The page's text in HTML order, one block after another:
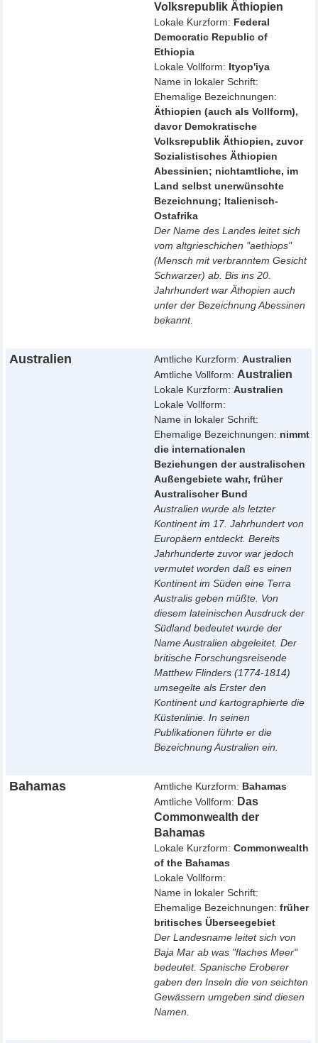
Volksrepublik Äthiopien
Lokale Kurzform: Federal
Democratic Republic of
Ethiopia
Lokale Vollform: Ityop'iya
Name in lokaler Schrift:
Ehemalige Bezeichnungen:
Äthiopien (auch als Vollform),
davor Demokratische
Volksrepublik Äthiopien, zuvor
Sozialistisches Äthiopien
Abessinien; nichtamtliche, im
Land selbst unerwünschte
Bezeichnung; Italienisch-
Ostafrika
Der Name des Landes leitet sich
vom altgrieschichen "aethiops"
(Mensch mit verbranntem Gesicht
Schwarzer) ab. Bis ins 20.
Jahrhundert war Äthopien auch
unter der Bezeichnung Abessinen
bekannt.
Australien Amtliche Kurzform:Australien
Amtliche Vollform:Australien
Lokale Kurzform:Australien
Lokale Vollform:
Name in lokaler Schrift:
Ehemalige Bezeichnungen: nimmt
die internationalen
Beziehungen der australischen
Außengebiete wahr, früher
Australischer Bund
Australien wurde als letzter
Kontinent im 17. Jahrhundert von
Europäern entdeckt. Bereits
Jahrhunderte zuvor war jedoch
vermutet worden daß es einen
Kontinent im Süden eine Terra
Australis geben müßte. Von
diesem lateinischen Ausdruck der
Südland bedeutet wurde der
Name Australien abgeleitet. Der
britische Forschungsreisende
Matthew Flinders (1774-1814)
umsegelte als Erster den
Kontinent und kartographierte die
Küstenlinie. In seinen
Publikationen führte er die
Bezeichnung Australien ein.
Bahamas Amtliche Kurzform: Bahamas
Amtliche Vollform: Das
Commonwealth der
Bahamas
Lokale Kurzform:Commonwealth
of the Bahamas
Lokale Vollform:
Name in lokaler Schrift:
Ehemalige Bezeichnungen:früher
britisches Überseegebiet
Der Landesname leitet sich von
Baja Mar ab was "flaches Meer"
bedeutet. Spanische Eroberer
gaben den Inseln die von seichten
Gewässern umgeben sind diesen
Namen.